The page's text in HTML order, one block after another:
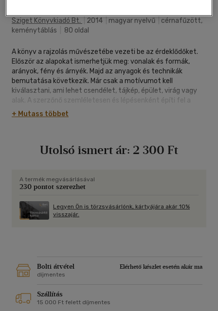
Sziget Könyvkiadó Bt. 2014 magyar nyelvű
cérnafűzött,
keménytáblás
80 oldal
A könyv a rajzolás művészetébe vezeti be az érdeklődőket.
Először az alapokat ismerhetjük meg: vonalak és formák,
arányok, fény és árnyék. Majd az anyagok és technikák
bemutatása következik. Már csak a motívumot kell
kiválasztani, ami lehet csendélet, tájkép, épület, virág vagy
alak. A szerzőnő szemléletesen és lépésenként építi fel a
rajzokat, amit könnyű követni és így gyors sikert érhetünk el.
+ Mutass többet
Utolsó ismert ár: 2 300 Ft
A termék megvásárlásával
230 pontot szerezhet
Legyen Ön is törzsvásárlónk, kártyájára akár 10%
visszajár.
Bolti átvétel
Elérhető készlet esetén akár ma
díjmentes
Szállítás
15 000 Ft felett díjmentes